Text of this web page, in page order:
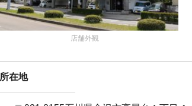
店舗外観
所在地